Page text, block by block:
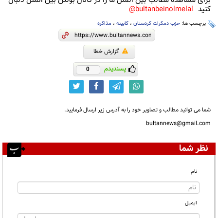
کنید bultanbeinolmelal@
برچسب ها: حزب دمکرات کردستان ، کابینه ، مذاکره
گزارش خطا
پسندیدم 0
شما می توانید مطالب و تصاویر خود را به آدرس زیر ارسال فرمایید.
bultannews@gmail.com
نظر شما
نام
ایمیل